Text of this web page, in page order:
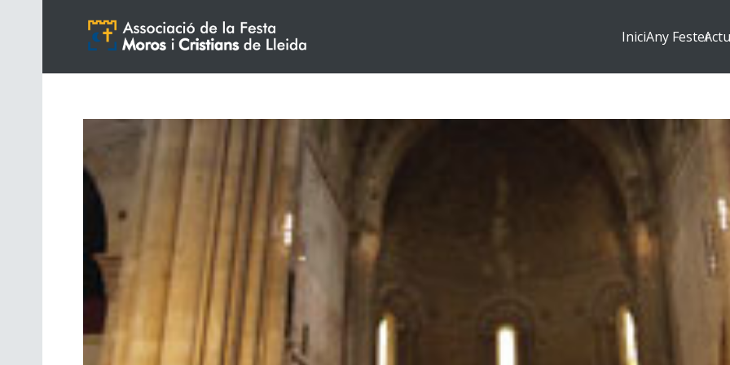
IniciAny Fester